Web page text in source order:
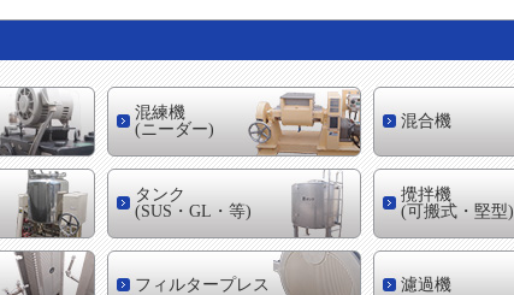
混練機
(ニーダー)
混合機
タンク
(SUS・GL・等)
攪拌機
(可搬式・堅型)
フィルタープレス 濾過機